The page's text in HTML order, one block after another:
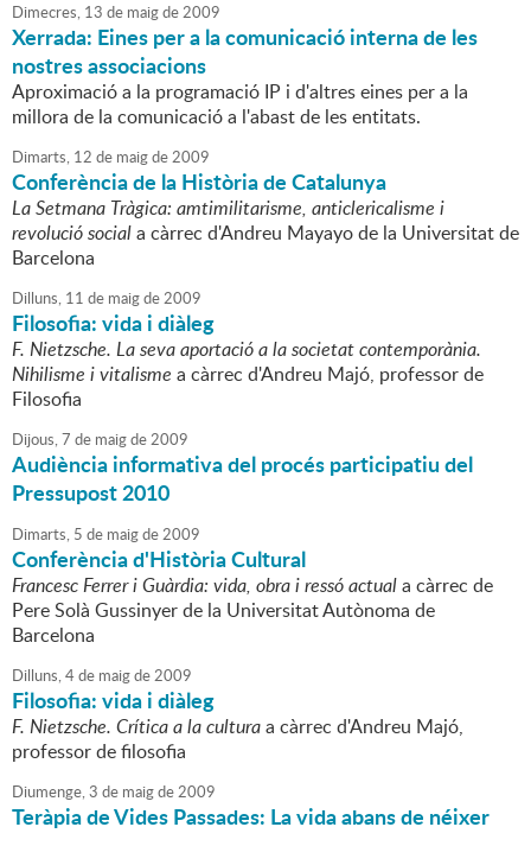
Dimecres, 13 de maigde2009
Xerrada: Eines per a la comunicació interna de les
nostres associacions
Aproximació a la programació IP i d'altres eines per a la
millora de la comunicació a l'abast de les entitats.
Dimarts, 12 de maigde2009
Conferència de la Història de Catalunya
La Setmana Tràgica: amtimilitarisme, anticlericalisme i
revolució sociala càrrec d'Andreu Mayayo de la Universitat de
Barcelona
Dilluns, 11 de maigde2009
Filosofia: vida i diàleg
F. Nietzsche. La seva aportació a la societat contemporània.
Nihilisme i vitalisme a càrrec d'Andreu Majó, professor de
Filosofia
Dijous,7 de maigde2009
Audiència informativa del procés participatiu del
Pressupost 2010
Dimarts, 5 de maigde2009
Conferència d'Història Cultural
Francesc Ferrer i Guàrdia: vida, obra i ressó actuala càrrec de
Pere Solà Gussinyer de la Universitat Autònoma de
Barcelona
Dilluns,4de maigde2009
Filosofia: vida i diàleg
F. Nietzsche. Crítica a la culturaa càrrec d'Andreu Majó,
professor de filosofia
Diumenge,3 de maigde2009
Teràpia de Vides Passades: La vida abans de néixer